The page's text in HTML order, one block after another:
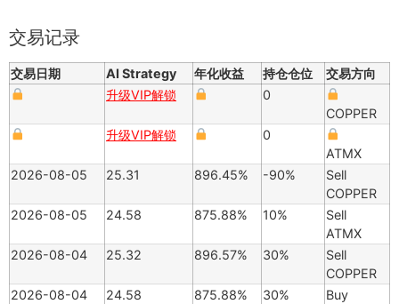
交易记录
交易日期 AI Strategy 年化收益 持仓仓位
交易方向
升级VIP解锁
0
COPPER
升级VIP解锁
0
ATMX
2026-08-05
25.31 896.45% -90%
Sell
COPPER
2026-08-05
24.58 875.88% 10%
Sell
ATMX
2026-08-04
25.32 896.57% 30%
Sell
COPPER
2026-08-04
24.58 875.88% 30%
Buy